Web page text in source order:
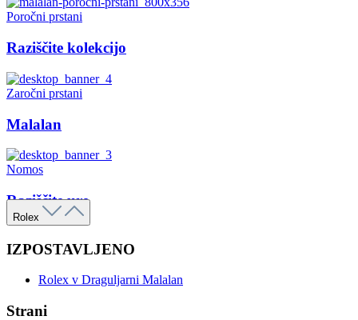
Poročni prstani
Raziščite kolekcijo
Zaročni prstani
Malalan
Nomos
Raziščite ure
Rolex
IZPOSTAVLJENO
Rolex v Draguljarni Malalan
Strani